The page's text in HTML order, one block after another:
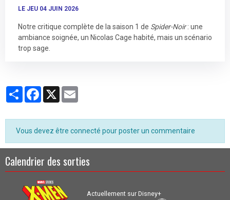
LE JEU 04 JUIN 2026
Notre critique complète de la saison 1 de Spider-Noir: une
ambiance soignée, un Nicolas Cage habité, mais un scénario
trop sage.
PartagerFacebook
X
Vous devez être connecté pour poster un commentaire
Calendrier des sorties
Actuellement sur Disney+